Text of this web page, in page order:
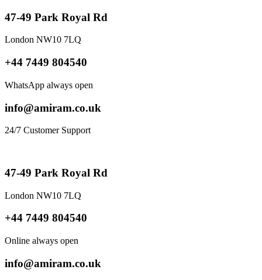
47-49 Park Royal Rd
London NW10 7LQ
+44 7449 804540
WhatsApp always open
info@amiram.co.uk
24/7 Customer Support
47-49 Park Royal Rd
London NW10 7LQ
+44 7449 804540
Online always open
info@amiram.co.uk